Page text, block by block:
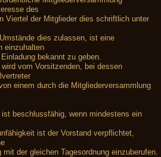
des
Viertel der Mitglieder dies schriftlich unter
dies zulassen, ist eine
einzuhalten
bekannt zu geben.
vom Vorsitzenden, bei dessen
einem durch die Mitgliederversammlung
beschlussfähig, wenn mindestens ein
ist der Vorstand verpflichtet,
der gleichen Tagesordnung einzuberufen.